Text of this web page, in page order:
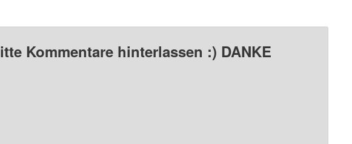
Kommentare hinterlassen :) DANKE